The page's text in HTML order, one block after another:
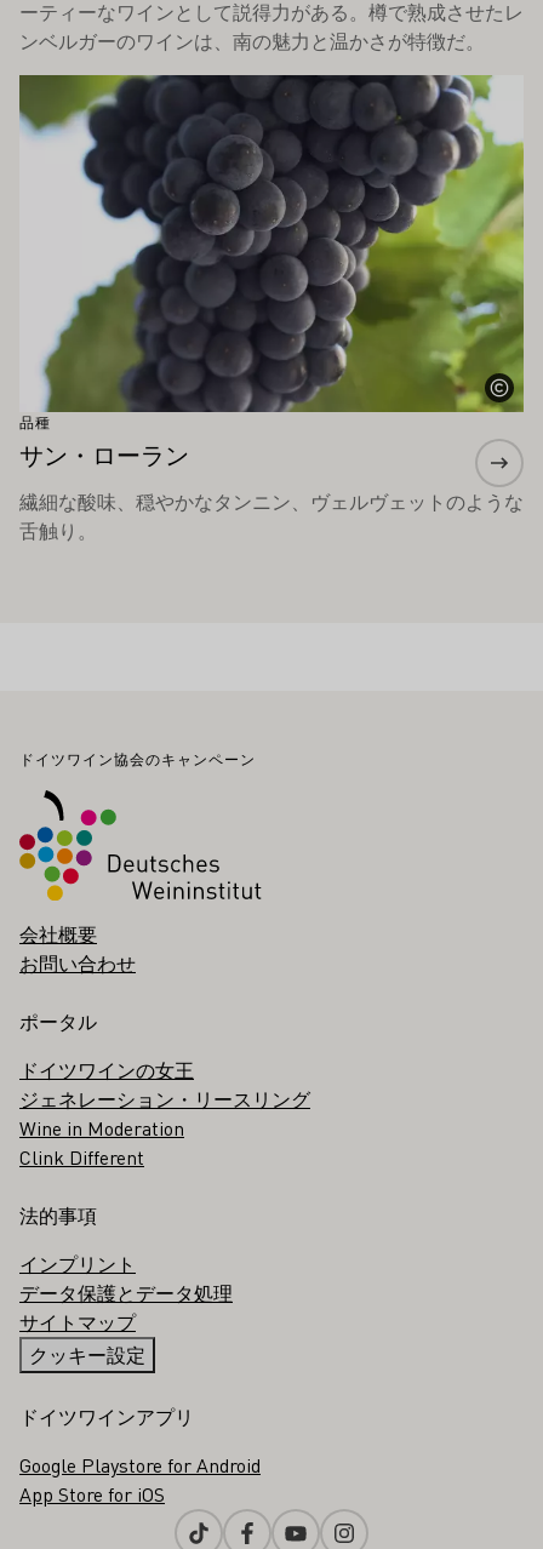
ーティーなワインとして説得力がある。樽で熟成させたレ
ンベルガーのワインは、南の魅力と温かさが特徴だ。
品種
サン・ローラン
繊細な酸味、穏やかなタンニン、ヴェルヴェットのような
舌触り。
もっと詳しく
フッター
ドイツワイン協会のキャンペーン
会社概要
お問い合わせ
ポータル
ドイツワインの女王
ジェネレーション・リースリング
Wine in Moderation
Clink Different
法的事項
インプリント
データ保護とデータ処理
サイトマップ
クッキー設定
ドイツワインアプリ
Google Playstore for Android
App Store for iOS
TiktokFacebookYoutubeInstagram